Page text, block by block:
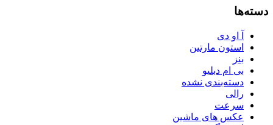
دسته‌ها
آ او دی
استون مارتین
بنز
بی ام دبلیو
دسته‌بندی نشده
رالی
سرعت
عکس های ماشین